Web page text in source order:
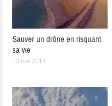
Sauver un drône en risquant
sa vie
13 mai 2015